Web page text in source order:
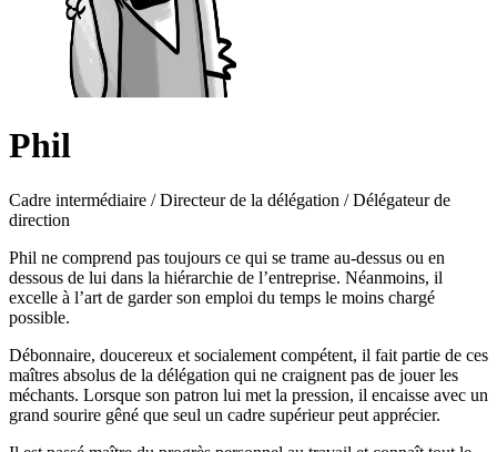
Phil
Cadre intermédiaire / Directeur de la délégation / Délégateur de
direction
Phil ne comprend pas toujours ce qui se trame au-dessus ou en
dessous de lui dans la hiérarchie de l’entreprise. Néanmoins, il
excelle à l’art de garder son emploi du temps le moins chargé
possible.
Débonnaire, doucereux et socialement compétent, il fait partie de ces
maîtres absolus de la délégation qui ne craignent pas de jouer les
méchants. Lorsque son patron lui met la pression, il encaisse avec un
grand sourire gêné que seul un cadre supérieur peut apprécier.